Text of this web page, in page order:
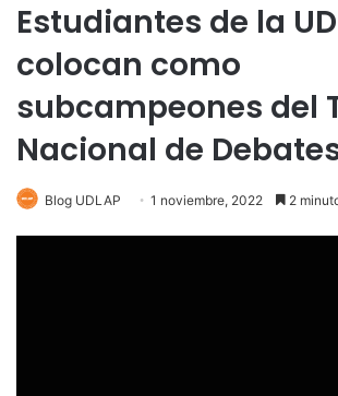
Estudiantes de la
colocan como
subcampeones del
Nacional de
Blog UDLAP 1 noviembre, 2022 2